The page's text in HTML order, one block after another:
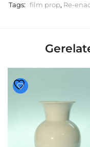
Tags: film prop, Re-